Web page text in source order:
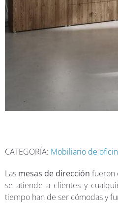
CATEGORÍA: Mobiliario de
Las mesas de dirección fueron
se atiende a clientes y
tiempo han de ser cómodas y